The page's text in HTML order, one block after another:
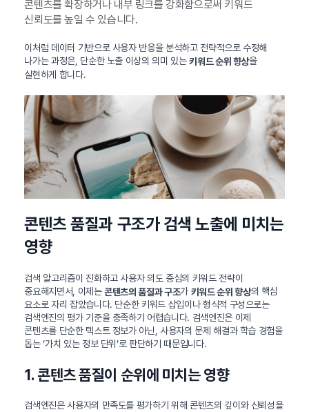
콘텐츠를 확장하거나 내부 링크를 강화함으로써 키워드
신뢰도를 높일 수 있습니다.
이처럼 데이터 기반으로 사용자 반응을 분석하고 전략적으로 수정해
나가는 과정은, 단순한 노출 이상의 의미 있는키워드 순위 향상을
실현하게 합니다.
콘텐츠 품질과 구조가 검색 노출에 미치는
영향
검색 알고리즘이 진화하고 사용자 의도 중심의 키워드 전략이
중요해지면서, 이제는콘텐츠의 품질과 구조가 키워드 순위 향상의 핵심
요소로 자리 잡았습니다. 단순한 키워드 삽입이나 형식적 구성으로는
검색엔진의 평가 기준을 충족하기 어렵습니다. 검색엔진은 이제
콘텐츠를 단순한 텍스트 정보가 아닌, 사용자의 문제 해결과 학습 경험을
돕는 ‘가치 있는 정보 단위’로 판단하기 때문입니다.
1. 콘텐츠 품질이 순위에 미치는 영향
검색엔진은 사용자의 만족도를 평가하기 위해 콘텐츠의 깊이와 신뢰성을